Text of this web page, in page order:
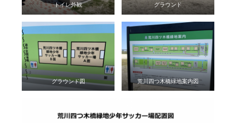
トイレ外観 グラウンド
グラウンド図 荒川四つ木橋緑地案内図